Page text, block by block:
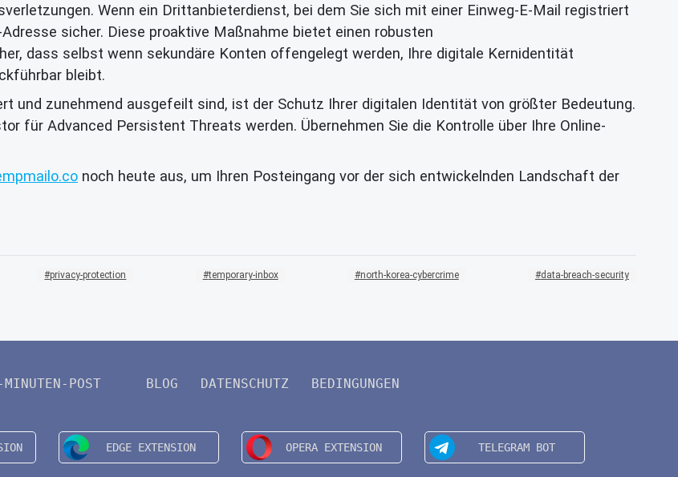
Wenn ein Drittanbieterdienst, bei dem Sie sich mit einer Einweg-E-Mail registriert
sicher. Diese proaktive Maßnahme bietet einen robusten
dass selbst wenn sekundäre Konten offengelegt werden, Ihre digitale Kernidentität
bleibt.
und zunehmend ausgefeilt sind, ist der Schutz Ihrer digitalen Identität von größter Bedeutung.
für Advanced Persistent Threats werden. Übernehmen Sie die Kontrolle über Ihre Online-
noch heute aus, um Ihren Posteingang vor der sich entwickelnden Landschaft der
privacy-protection temporary-inbox north-korea-cybercrime data-breach-security
POST BLOG DATENSCHUTZ BEDINGUNGEN